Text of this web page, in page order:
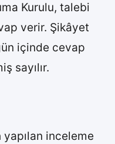
Kurulu, talebi
verir. Şikâyet
içinde cevap
sayılır.
inceleme